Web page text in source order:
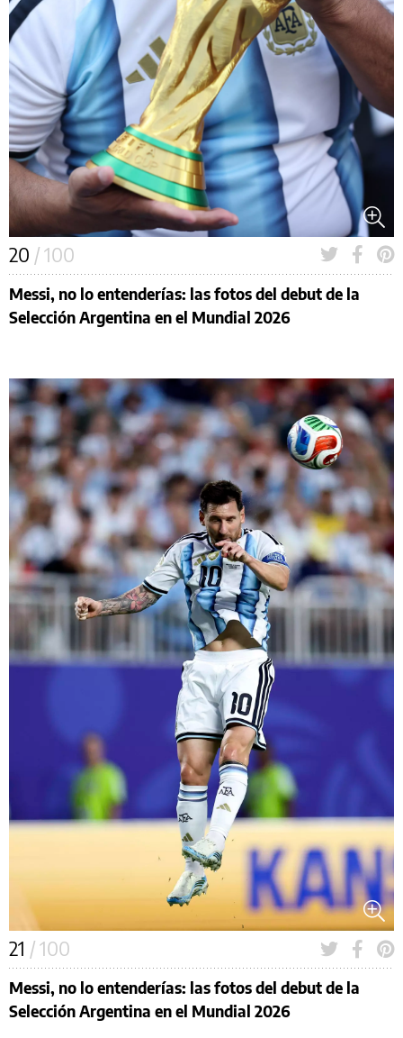
20 / 100
Messi, no lo entenderías: las fotos del debut de la
Selección Argentina en el Mundial 2026
21 / 100
Messi, no lo entenderías: las fotos del debut de la
Selección Argentina en el Mundial 2026